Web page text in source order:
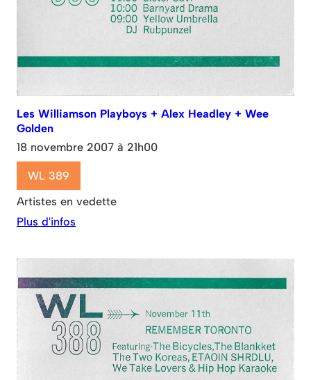
Les Williamson Playboys + Alex Headley + Wee
Golden
18 novembre 2007 à 21h00
WL 389
Artistes en vedette
Plus d'infos